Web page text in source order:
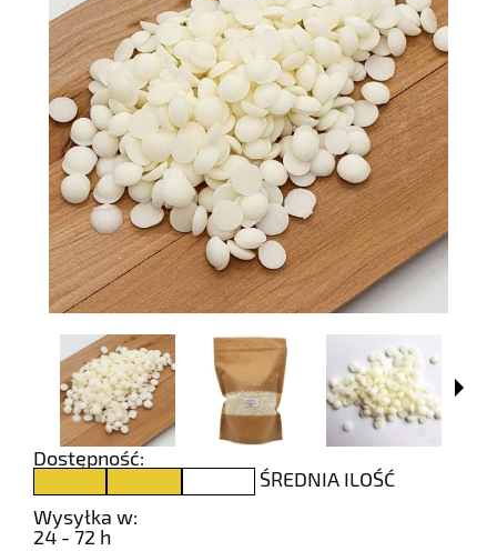
Dostępność:
ŚREDNIA ILOŚĆ
Wysyłka w:
24 - 72 h